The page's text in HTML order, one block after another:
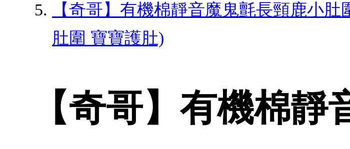
【奇哥】有機棉靜音魔鬼氈長頸鹿小
肚圍 寶寶護肚)
【奇哥】有機棉